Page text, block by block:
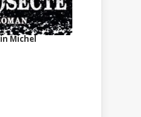
Michel